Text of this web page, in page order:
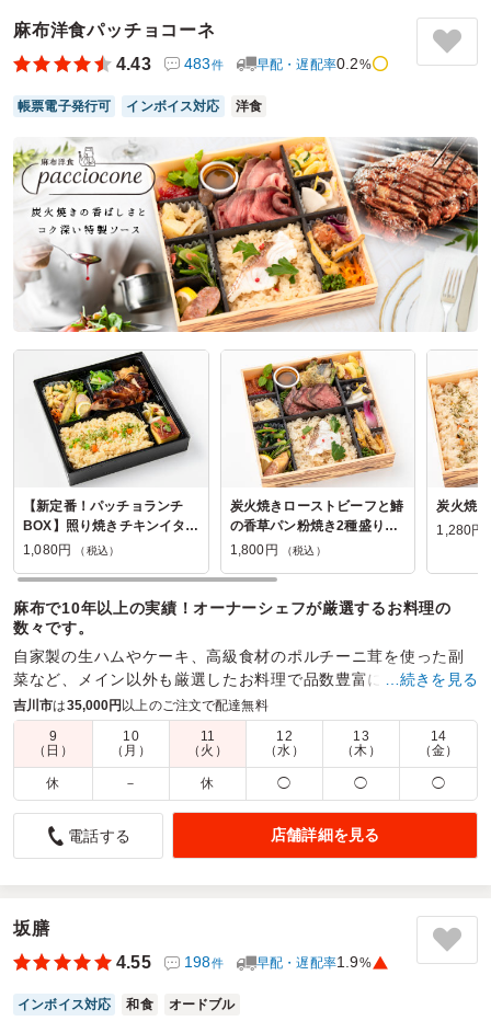
研修を終えることができました。
牛すき焼きのお弁当がこの価格で食べれるのは、コスパが良
いと思います。
また、白米でなく、炊き込みご飯のところもテンションがあ
ご利用シーン：会議・セミナー›研修
参加者の年齢：20代～30代男女比：男女混合
2026/06/01
割烹 肉一等賞の口コミをもっと見る
麻布洋食パッチョコーネ
4.43
483件 早配・遅配率0.2%
帳票電子発行可 インボイス対応 洋食
【新定番！パッチョランチ
BOX】照り焼きチキンイタリ
ア風
1,080円 （税込）
炭火焼きローストビーフと鰆
の香草パン粉焼き2種盛り合
わせ弁当
1,800円 （税込）
炭火焼
1,280円
麻布で10年以上の実績！オーナーシェフが厳選するお料理の
数々です。
自家製の生ハムやケーキ、高級食材のポルチーニ茸を使った副
菜など、メイン以外も厳選したお料理で品数豊富にお召し上が
り頂けます！
商品数： 締切日時： 2日前18:00 価格帯：
1,080円～1,800円
配達時間：
10:00～20:00
高級感もあり、好評でした。
5.0
に型崩れなく丁寧にお届けいただき、本当に大変助かりまし
た。お弁当の美味しさはもちろん、サイトの使い勝手と配送
の安心感も含めて大満足です。大切なイベントなどの際には
ぜひまた利用したいです！
…続きを見る
吉川市は35,000円 以上のご注文で配達無料
9
（日）
10
（月）
11
（火）
12
（水）
13
（木）
14
（金）
休 － 休 ◯ ◯ ◯
電話する 店舗詳細を見る
坂膳
4.55
198件 早配・遅配率1.9%
インボイス対応 和食 オードブル